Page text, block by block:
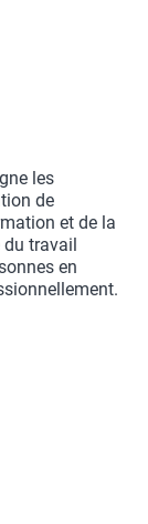
les
de
et de la
travail
en